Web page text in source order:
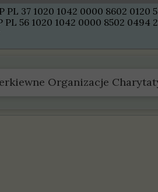
PL 37 1020 1042 0000 8602 0120
PL 56 1020 1042 0000 8502 0494
Organizacje